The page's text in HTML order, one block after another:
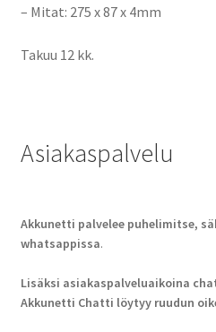
– Mitat: 275 x 87 x 4mm
Takuu 12 kk.
Asiakaspalvelu
Akkunetti palvelee puhelimitse,
whatsappissa.
Lisäksi asiakaspalveluaikoina
Akkunetti Chatti löytyy ruudun